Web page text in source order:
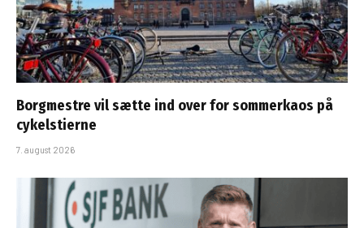
Borgmestre vil sætte ind over for sommerkaos på
cykelstierne
7. august 2026